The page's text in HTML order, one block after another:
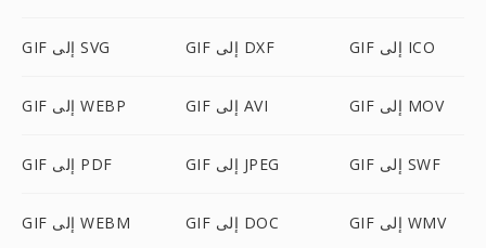
GIF إلى SVG GIF إلى DXF GIF إلى ICO
GIF إلى WEBP GIF إلى AVI GIF إلى MOV
GIF إلى PDF GIF إلى JPEG GIF إلى SWF
GIF إلى WEBM GIF إلى DOC GIF إلى WMV